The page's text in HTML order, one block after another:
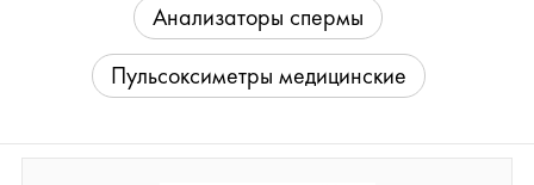
Анализаторы спермы
Пульсоксиметры медицинские